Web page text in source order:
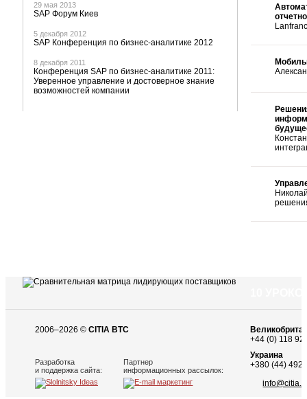
29 мая 2013
SAP Форум Киев
5 декабря 2012
SAP Конференция по бизнес-аналитике 2012
8 декабря 2011
Конференция SAP по бизнес-аналитике 2011:
Уверенное управление и достоверное знание
возможностей компании
2006–2026 © CITIA BTC
Разработка
и поддержка сайта:
Партнер
информационных рассылок:
+44 (0) 118
Украина
+380 (44) 492